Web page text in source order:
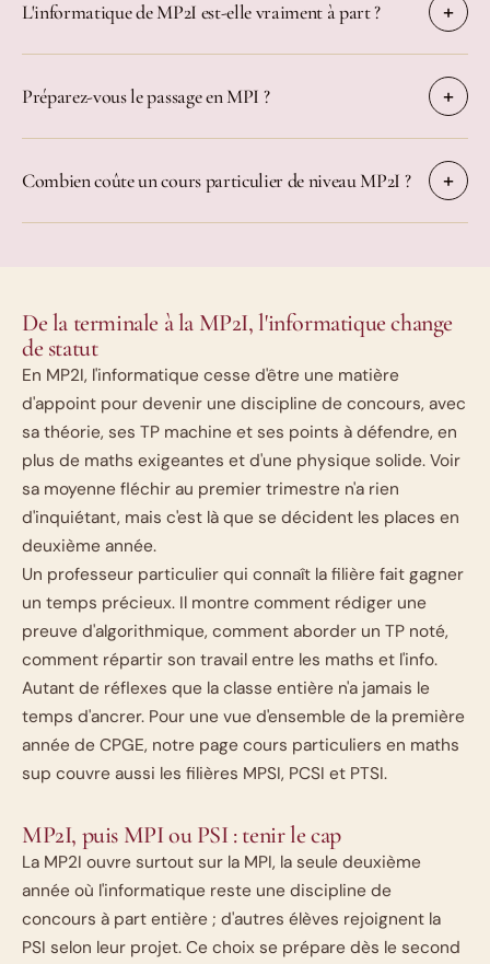
L'informatique de MP2I est-elle vraiment à part ?
Préparez-vous le passage en MPI ?
Combien coûte un cours particulier de niveau MP2I ?
De la terminale à la MP2I, l'informatique change
de statut
En MP2I, l'informatique cesse d'être une matière
d'appoint pour devenir une discipline de concours, avec
sa théorie, ses TP machine et ses points à défendre, en
plus de maths exigeantes et d'une physique solide. Voir
sa moyenne fléchir au premier trimestre n'a rien
d'inquiétant, mais c'est là que se décident les places en
deuxième année.
Un professeur particulier qui connaît la filière fait gagner
un temps précieux. Il montre comment rédiger une
preuve d'algorithmique, comment aborder un TP noté,
comment répartir son travail entre les maths et l'info.
Autant de réflexes que la classe entière n'a jamais le
temps d'ancrer. Pour une vue d'ensemble de la première
année de CPGE, notre page cours particuliers en maths
sup couvre aussi les filières MPSI, PCSI et PTSI.
MP2I, puis MPI ou PSI : tenir le cap
La MP2I ouvre surtout sur la MPI, la seule deuxième
année où l'informatique reste une discipline de
concours à part entière ; d'autres élèves rejoignent la
PSI selon leur projet. Ce choix se prépare dès le second